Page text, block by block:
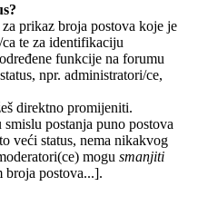
prikaz broja postova koje je
te za identifikaciju
funkcije na forumu
npr. administratori/ce,
direktno promijeniti.
postanja puno postova
veći status, nema nikakvog
mogu smanjiti
broja postova...].